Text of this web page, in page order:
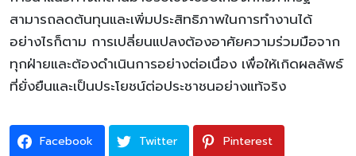
สามารถลดต้นทุนและเพิ่มประสิทธิภาพในการทำงานได้
อย่างไรก็ตาม การเปลี่ยนแปลงต้องอาศัยความร่วมมือจาก
ทุกฝ่ายและต้องดำเนินการอย่างต่อเนื่อง เพื่อให้เกิดผลลัพธ์
ที่ยั่งยืนและเป็นประโยชน์ต่อประชาชนอย่างแท้จริง
Facebook Twitter Pinterest